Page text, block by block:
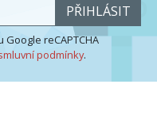
PŘIHLÁSIT
reCAPTCHA
podmínky.